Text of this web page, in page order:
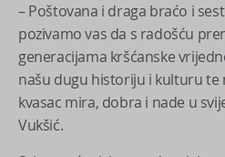
– Poštovana i draga braćo i
pozivamo vas da s radošću
generacijama kršćanske
našu dugu historiju i kulturu te
kvasac mira, dobra i nade u
Vukšić.